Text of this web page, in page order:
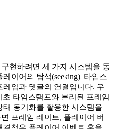
현하려면 세 가지 시스템을 동
이어의 탐색(seeking), 타임스
임과 댓글의 연결입니다. 우
타임스탬프와 분리된 프레임
동기화를 활용한 시스템을
프레임 레이트, 플레이어 버
책은 플레이어 이벤트 훅을